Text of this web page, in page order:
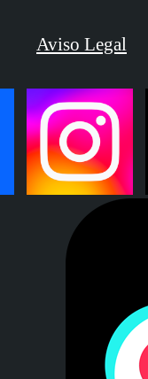
Aviso Legal